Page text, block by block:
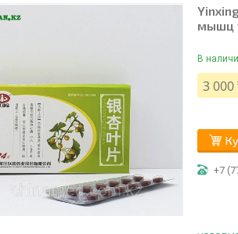
мышц
В
3 000
+7